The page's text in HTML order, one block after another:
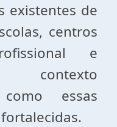
existentes de
centros
e
contexto
essas